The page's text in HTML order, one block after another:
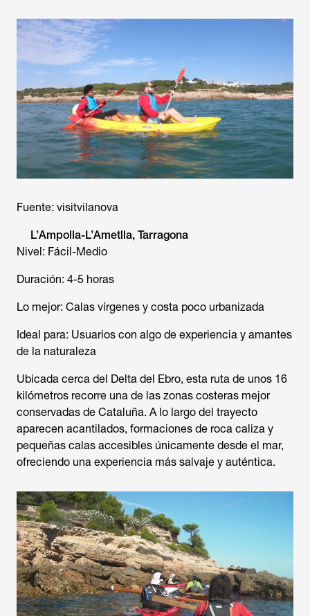
Fuente: visitvilanova
L’Ampolla-L’Ametlla, Tarragona
Nivel: Fácil-Medio
Duración: 4-5 horas
Lo mejor: Calas vírgenes y costa poco urbanizada
Ideal para: Usuarios con algo de experiencia y amantes
de la naturaleza
Ubicada cerca del Delta del Ebro, esta ruta de unos 16
kilómetros recorre una de las zonas costeras mejor
conservadas de Cataluña. A lo largo del trayecto
aparecen acantilados, formaciones de roca caliza y
pequeñas calas accesibles únicamente desde el mar,
ofreciendo una experiencia más salvaje y auténtica.